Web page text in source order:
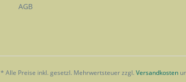
AGB
* Alle Preise inkl. gesetzl. Mehrwertsteuer zzgl. Versandkosten